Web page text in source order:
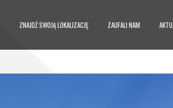
ZNAJDŹ SWOJĄ LOKALIZACJĘ ZAUFALI NAM